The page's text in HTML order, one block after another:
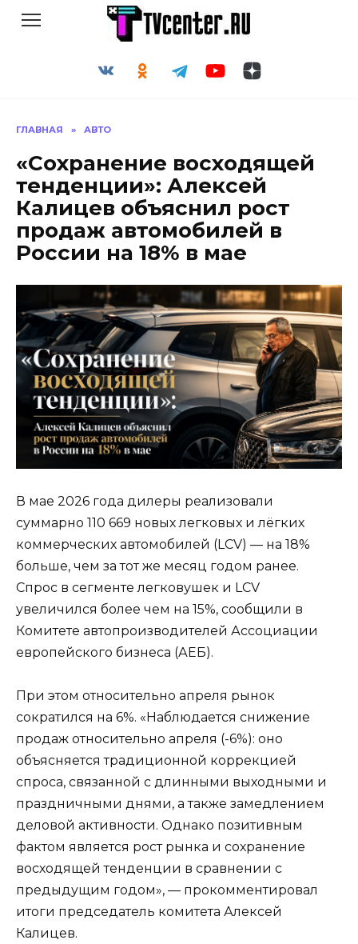
ГЛАВНАЯ » АВТО
«Сохранение восходящей
тенденции»: Алексей
Калицев объяснил рост
продаж автомобилей в
России на 18% в мае
В мае 2026 года дилеры реализовали
суммарно 110 669 новых легковых и лёгких
коммерческих автомобилей (LCV) — на 18%
больше, чем за тот же месяц годом ранее.
Спрос в сегменте легковушек и LCV
увеличился более чем на 15%, сообщили в
Комитете автопроизводителей Ассоциации
европейского бизнеса (АЕБ).
При этом относительно апреля рынок
сократился на 6%. «Наблюдается снижение
продаж относительно апреля (-6%): оно
объясняется традиционной коррекцией
спроса, связанной с длинными выходными и
праздничными днями, а также замедлением
деловой активности. Однако позитивным
фактом является рост рынка и сохранение
восходящей тенденции в сравнении с
предыдущим годом», — прокомментировал
итоги председатель комитета Алексей
Калицев.